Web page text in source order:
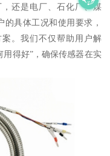
还是电厂、石化厂、煤
具体工况和使用要求，
。我们不仅帮助用户解
用得好”，确保传感器在实